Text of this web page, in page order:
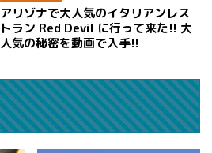
アリゾナで大人気のイタリアンレス
トラン Red Devil に行って来た!! 大
人気の秘密を動画で入手!!